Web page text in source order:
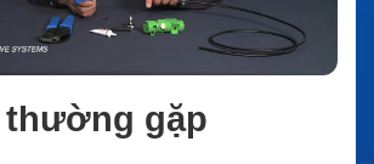
thường gặp